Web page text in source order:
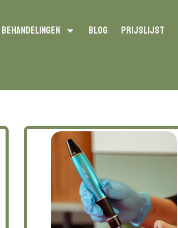
Behandelingen Blog Prijslijst